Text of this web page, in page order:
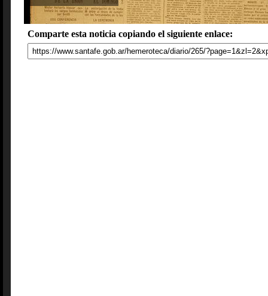
Comparte esta noticia copiando el siguiente enlace: